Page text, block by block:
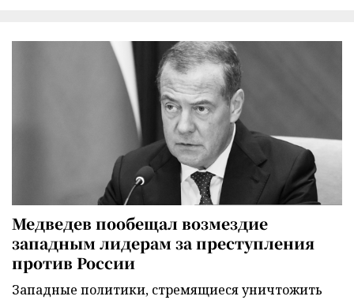
Медведев пообещал возмездие
западным лидерам за преступления
против России
Западные политики, стремящиеся уничтожить